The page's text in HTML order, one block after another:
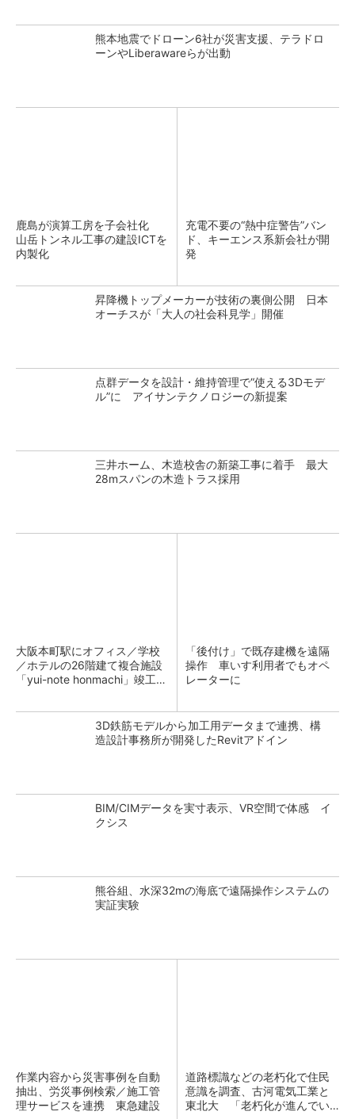
熊本地震でドローン6社が災害支援、テラドロ
ーンやLiberawareらが出動
鹿島が演算工房を子会社化
山岳トンネル工事の建設ICTを
内製化
充電不要の“熱中症警告”バン
ド、キーエンス系新会社が開
発
昇降機トップメーカーが技術の裏側公開 日本
オーチスが「大人の社会科見学」開催
点群データを設計・維持管理で“使える3Dモデ
ル”に アイサンテクノロジーの新提案
三井ホーム、木造校舎の新築工事に着手 最大
28mスパンの木造トラス採用
大阪本町駅にオフィス／学校
／ホテルの26階建て複合施設
「yui-note honmachi」竣工、
「後付け」で既存建機を遠隔
操作 車いす利用者でもオペ
レーターに
3D鉄筋モデルから加工用データまで連携、構
造設計事務所が開発したRevitアドイン
BIM/CIMデータを実寸表示、VR空間で体感 イ
クシス
熊谷組、水深32mの海底で遠隔操作システムの
実証実験
作業内容から災害事例を自動
抽出、労災事例検索／施工管
理サービスを連携 東急建設
道路標識などの老朽化で住民
意識を調査、古河電気工業と
東北大 「老朽化が進んでい